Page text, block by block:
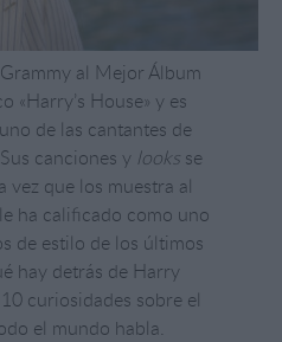
al Mejor Álbum
«Harry’s House» y es
de las cantantes de
canciones y looksse
vez que los muestra al
ha calificado como uno
de estilo de los últimos
hay detrás de Harry
curiosidades sobre el
el mundo habla.